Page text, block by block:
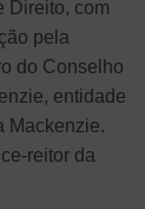
Direito, com
pela
do Conselho
entidade
Mackenzie.
reitor da